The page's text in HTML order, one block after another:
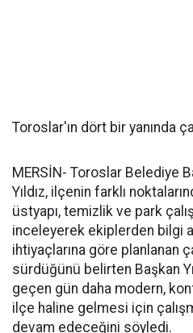
Toroslar'ın dört bir yanında
MERSİN- Toroslar Belediye
Yıldız, ilçenin farklı
üstyapı, temizlik ve park
inceleyerek ekiplerden bilgi
ihtiyaçlarına göre planlanan
sürdüğünü belirten Başkan
geçen gün daha modern,
ilçe haline gelmesi için
devam edeceğini söyledi.